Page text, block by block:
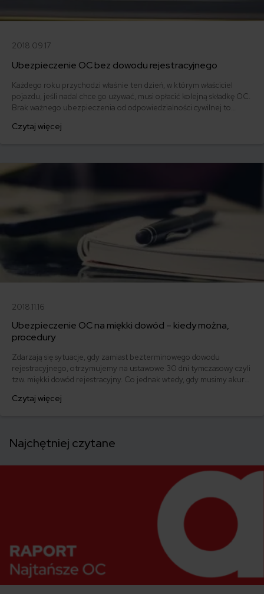
2018.09.17
Ubezpieczenie OC bez dowodu rejestracyjnego
Każdego roku przychodzi właśnie ten dzień, w którym właściciel
pojazdu, jeśli nadal chce go używać, musi opłacić kolejną składkę OC.
Brak ważnego ubezpieczenia od odpowiedzialności cywilnej to
Podstawowym dokumentem potrzebnym przy kupnie polisy jest
Czytaj więcej
2018.11.16
Ubezpieczenie OC na miękki dowód – kiedy można,
procedury
Zdarzają się sytuacje, gdy zamiast bezterminowego dowodu
rejestracyjnego, otrzymujemy na ustawowe 30 dni tymczasowy czyli
tzw. miękki dowód rejestracyjny. Co jednak wtedy, gdy musimy akurat
Sprawdzamy jak wygląda ubezpieczenie OC na miękki dowód - kiedy
Czytaj więcej
Najchętniej czytane